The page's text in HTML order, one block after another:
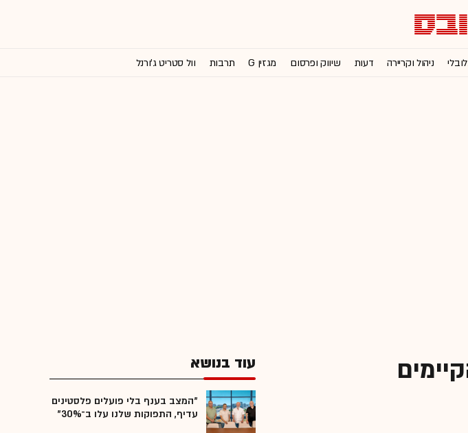
ניהול וקריירה דעות שיווק ופרסום מגזין G תרבות וול סטריט ג'ורנל
עוד בנושא
"המצב בענף בלי פועלים פלסטינים
עדיף, התפוקות שלנו עלו ב־30%"